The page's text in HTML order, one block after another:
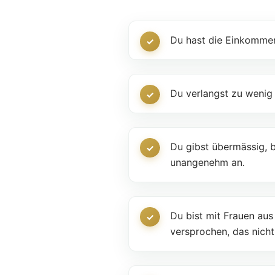
Du hast die
Du verlangst zu
Du gibst übermässig,
unangenehm an.
Du bist mit Frauen
versprochen, das